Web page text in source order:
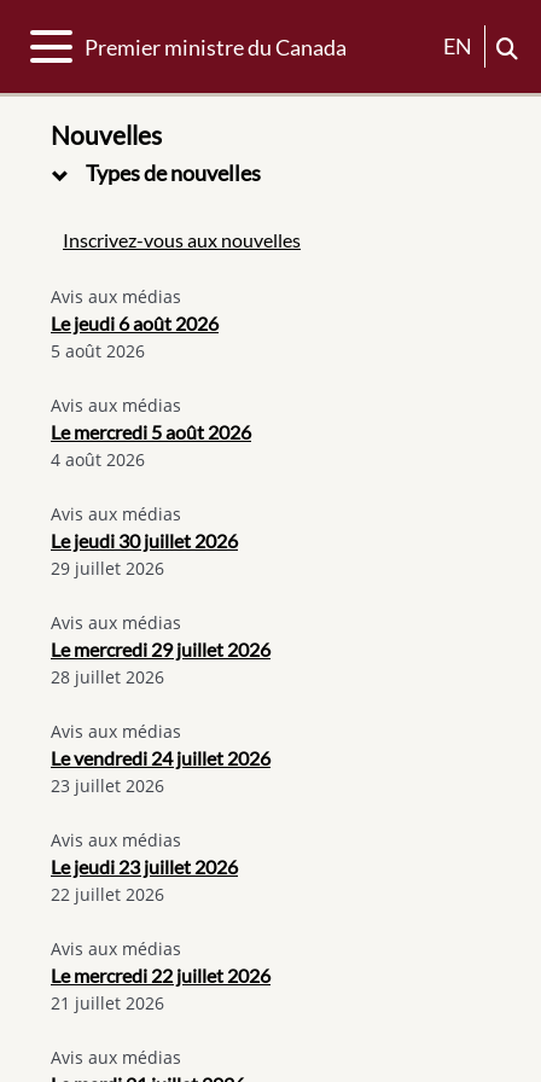
Basculer la navigation
Premier ministre du Canada EN
Nouvelles
Types de nouvelles
Inscrivez-vous aux nouvelles
Avis aux médias
Le jeudi 6 août 2026
5 août 2026
Avis aux médias
Le mercredi 5 août 2026
4 août 2026
Avis aux médias
Le jeudi 30 juillet 2026
29 juillet 2026
Avis aux médias
Le mercredi 29 juillet 2026
28 juillet 2026
Avis aux médias
Le vendredi 24 juillet 2026
23 juillet 2026
Avis aux médias
Le jeudi 23 juillet 2026
22 juillet 2026
Avis aux médias
Le mercredi 22 juillet 2026
21 juillet 2026
Avis aux médias